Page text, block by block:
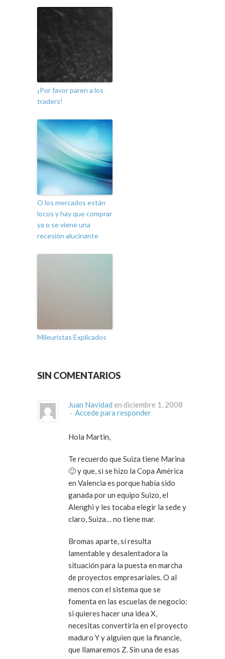
¡Por favor paren a los
traders!
O los mercados están
locos y hay que comprar
ya o se viene una
recesión alucinante
Mileuristas Explicados
SIN COMENTARIOS
Juan Navidad en diciembre 1, 2008
· Accede para responder
Hola Martin,
Te recuerdo que Suiza tiene Marina
🙂 y que, si se hizo la Copa América
en Valencia es porque había sido
ganada por un equipo Suizo, el
Alenghi y les tocaba elegir la sede y
claro, Suiza… no tiene mar.
Bromas aparte, sí resulta
lamentable y desalentadora la
situación para la puesta en marcha
de proyectos empresariales. O al
menos con el sistema que se
fomenta en las escuelas de negocio:
si quieres hacer una idea X,
necesitas convertirla en el proyecto
maduro Y y alguien que la financie,
que llamaremos Z. Sin una de esas